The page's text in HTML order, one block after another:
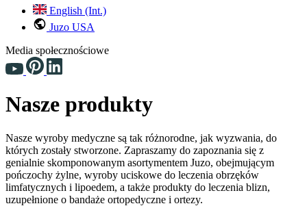
English (Int.)
Juzo USA
Media społecznościowe
Nasze produkty
Nasze wyroby medyczne są tak różnorodne, jak wyzwania, do
których zostały stworzone. Zapraszamy do zapoznania się z
genialnie skomponowanym asortymentem Juzo, obejmującym
pończochy żylne, wyroby uciskowe do leczenia obrzęków
limfatycznych i lipoedem, a także produkty do leczenia blizn,
uzupełnione o bandaże ortopedyczne i ortezy.